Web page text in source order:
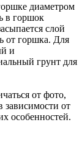
диаметром
в горшок
слой
от горшка. Для
и
грунт для
от фото,
зависимости от
особенностей.